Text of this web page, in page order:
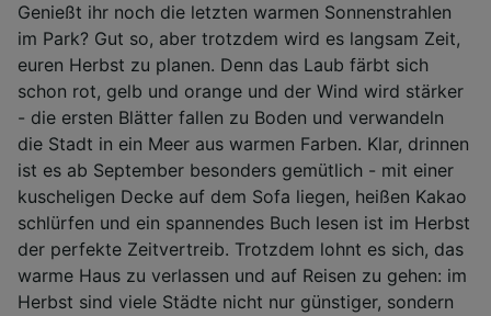
Genießt ihr noch die letzten warmen Sonnenstrahlen
im Park? Gut so, aber trotzdem wird es langsam Zeit,
euren Herbst zu planen. Denn das Laub färbt sich
schon rot, gelb und orange und der Wind wird stärker
- die ersten Blätter fallen zu Boden und verwandeln
die Stadt in ein Meer aus warmen Farben. Klar, drinnen
ist es ab September besonders gemütlich - mit einer
kuscheligen Decke auf dem Sofa liegen, heißen Kakao
schlürfen und ein spannendes Buch lesen ist im Herbst
der perfekte Zeitvertreib. Trotzdem lohnt es sich, das
warme Haus zu verlassen und auf Reisen zu gehen: im
Herbst sind viele Städte nicht nur günstiger, sondern